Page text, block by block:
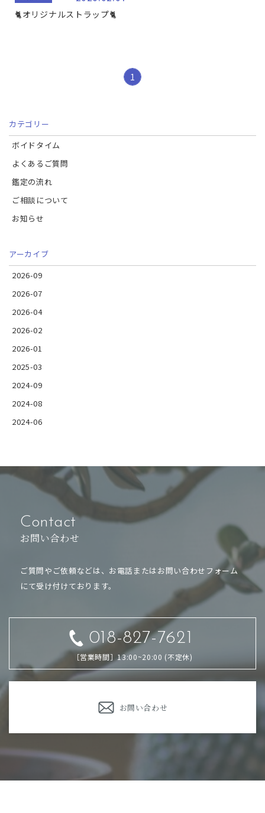
🐈オリジナルストラップ🐈
1
カテゴリー
ボイドタイム
よくあるご質問
鑑定の流れ
ご相談について
お知らせ
アーカイブ
2026-09
2026-07
2026-04
2026-02
2026-01
2025-03
2024-09
2024-08
2024-06
Contact
お問い合わせ
ご質問やご依頼などは、お電話またはお問い合わせフォーム
にて受け付けております。
018-827-7621
［営業時間］13:00~20:00 (不定休)
お問い合わせ